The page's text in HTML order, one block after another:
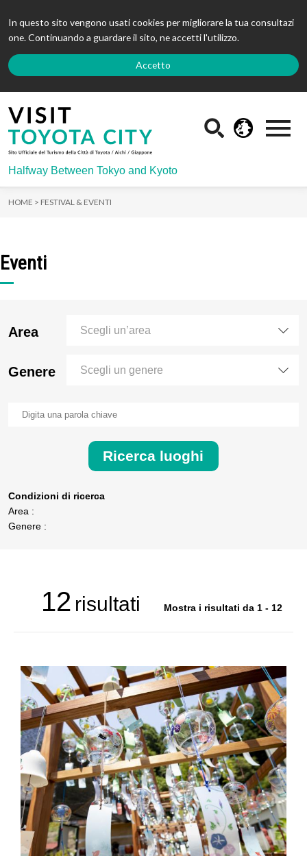
In questo sito vengono usati cookies per migliorare la tua consultazi
one. Continuando a guardare il sito, ne accetti l'utilizzo.
Accetto
Halfway Between Tokyo and Kyoto
HOME > FESTIVAL & EVENTI
Eventi
Area Scegli un’area
Genere Scegli un genere
Ricerca luoghi
Condizioni di ricerca
Area :
Genere :
12 risultati Mostra i risultati da 1 - 12